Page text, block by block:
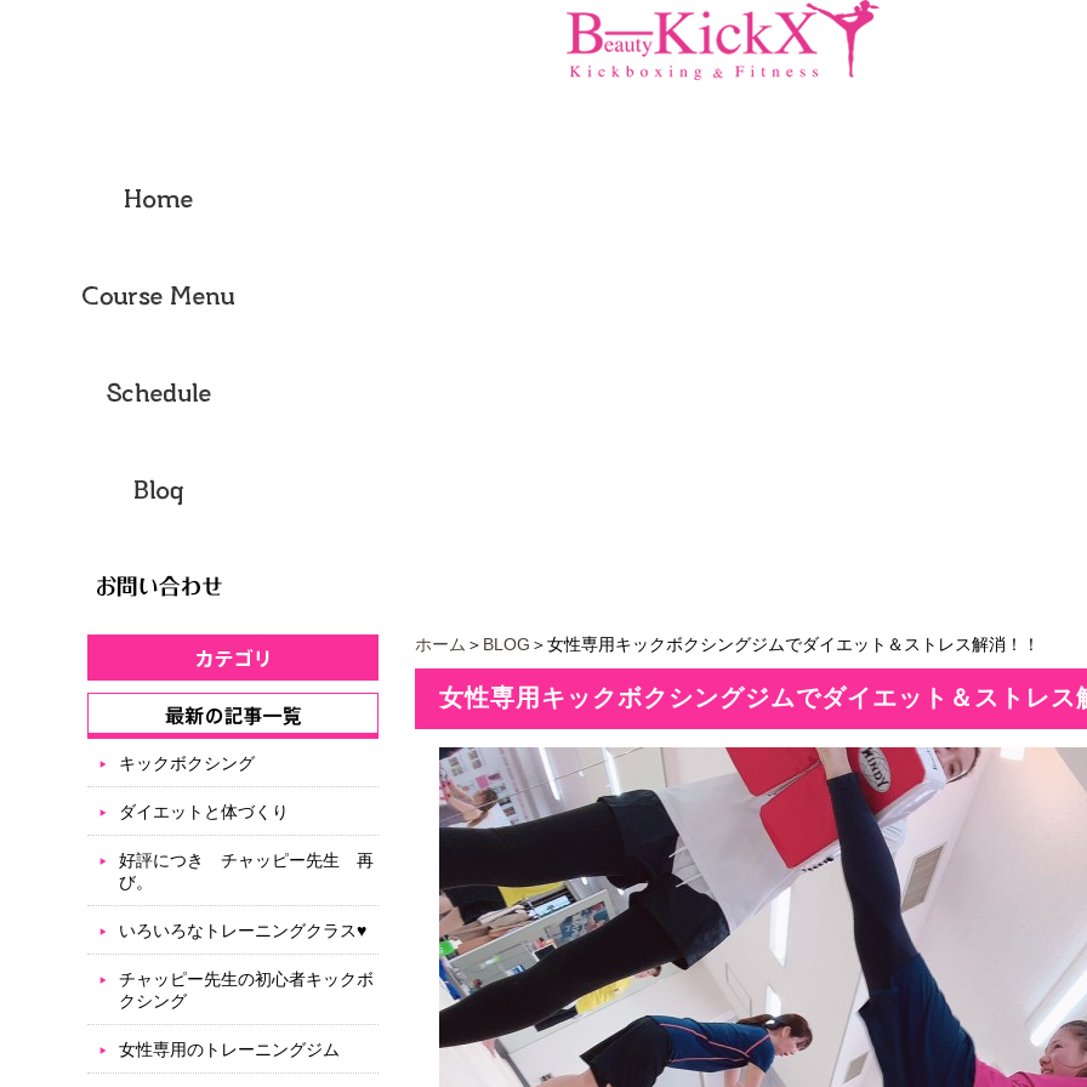
ホーム ＞ BLOG ＞女性専用キックボクシングジムでダイエット＆ストレス解消！！
女性専用キックボクシングジムでダイエット＆ストレス
キックボクシング
ダイエットと体づくり
好評につき チャッピー先生 再
び。
いろいろなトレーニングクラス♥
チャッピー先生の初心者キックボ
クシング
女性専用のトレーニングジム